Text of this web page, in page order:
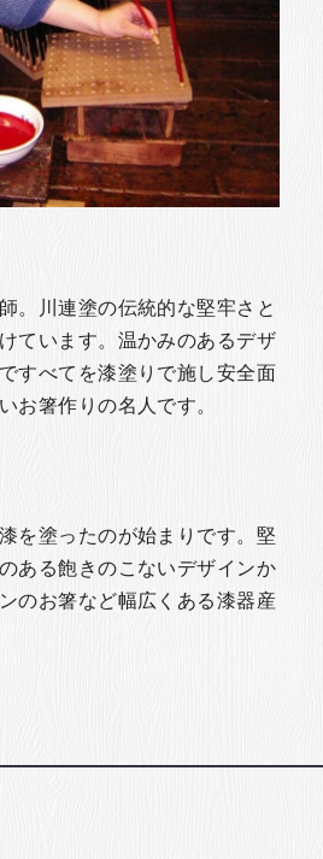
。川連塗の伝統的な堅牢さと
ています。温かみのあるデザ
すべてを漆塗りで施し安全面
お箸作りの名人です。
を塗ったのが始まりです。堅
ある飽きのこないデザインか
のお箸など幅広くある漆器産